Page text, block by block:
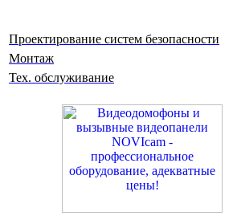
Проектирование систем безопасности
Монтаж
Тех. обслуживание